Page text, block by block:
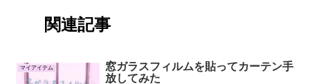
関連記事
マイアイテム
窓ガラスフィルムを貼ってカーテン手
放してみた